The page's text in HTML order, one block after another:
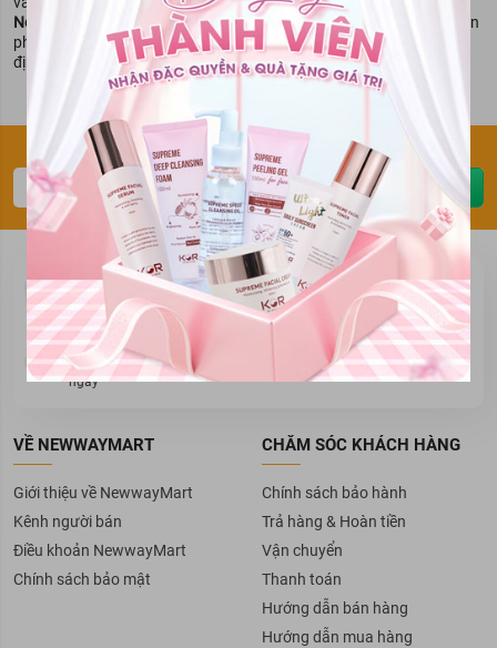
NewwayMart
miễn trừ trách nhiệm khi bạn tự ý mua và sử dụng sản
phẩm khi không biết rõ tình trạng của mình cũng như không có chỉ
định từ đơn vị có chuyên môn.
Đăng ký thông tin để nhận ưu đãi sớm nhất
Gửi ngay
Mua hàng
Cam kết chất lượng
Thanh toán
Giao hàng & thanh toán
Đổi trả hàng
Đổi trả trong vòng 07
ngày
Khuyến mãi
Vô vàn ưu đãi cực lớn
VỀ NEWWAYMART
Giới thiệu về NewwayMart
Kênh người bán
Điều khoản NewwayMart
Chính sách bảo mật
CHĂM SÓC KHÁCH HÀNG
Chính sách bảo hành
Trả hàng & Hoàn tiền
Vận chuyển
Thanh toán
Hướng dẫn bán hàng
Hướng dẫn mua hàng